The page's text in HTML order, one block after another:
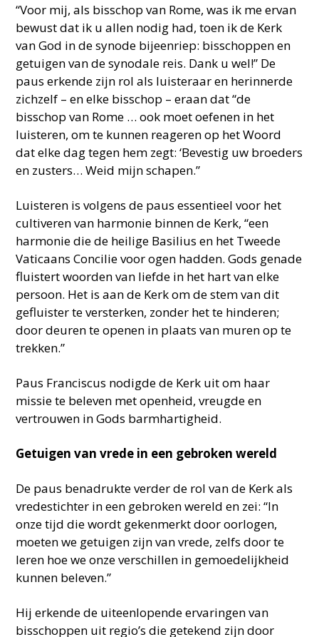
“Voor mij, als bisschop van Rome, was ik me ervan
bewust dat ik u allen nodig had, toen ik de Kerk
van God in de synode bijeenriep: bisschoppen en
getuigen van de synodale reis. Dank u wel!” De
paus erkende zijn rol als luisteraar en herinnerde
zichzelf – en elke bisschop – eraan dat “de
bisschop van Rome … ook moet oefenen in het
luisteren, om te kunnen reageren op het Woord
dat elke dag tegen hem zegt: ‘Bevestig uw broeders
en zusters… Weid mijn schapen.”
Luisteren is volgens de paus essentieel voor het
cultiveren van harmonie binnen de Kerk, “een
harmonie die de heilige Basilius en het Tweede
Vaticaans Concilie voor ogen hadden. Gods genade
fluistert woorden van liefde in het hart van elke
persoon. Het is aan de Kerk om de stem van dit
gefluister te versterken, zonder het te hinderen;
door deuren te openen in plaats van muren op te
trekken.”
Paus Franciscus nodigde de Kerk uit om haar
missie te beleven met openheid, vreugde en
vertrouwen in Gods barmhartigheid.
Getuigen van vrede in een gebroken wereld
De paus benadrukte verder de rol van de Kerk als
vredestichter in een gebroken wereld en zei: “In
onze tijd die wordt gekenmerkt door oorlogen,
moeten we getuigen zijn van vrede, zelfs door te
leren hoe we onze verschillen in gemoedelijkheid
kunnen beleven.”
Hij erkende de uiteenlopende ervaringen van
bisschoppen uit regio’s die getekend zijn door